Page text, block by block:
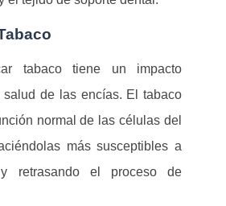
tabaco tiene un impacto
de las encías. El tabaco
normal de las células del
más susceptibles a
retrasando el proceso de